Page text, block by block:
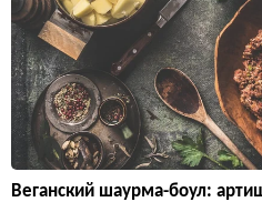
Веганский шаурма-боул: